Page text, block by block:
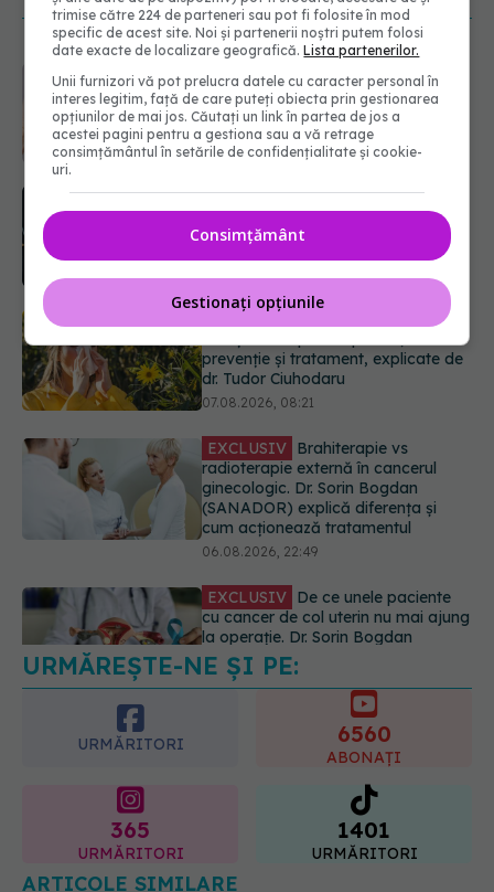
Ce se întâmplă cu colesterolul când
consumăm lactate integrale?
07.08.2026, 09:12
Alergia la ambrozie: 4 lucruri
esențiale despre simptome,
prevenție și tratament, explicate de
07.08.2026, 08:21
EXCLUSIV Brahiterapie vs
radioterapie externă în cancerul
ginecologic. Dr. Sorin Bogdan
(SANADOR) explică diferența și
cum acționează tratamentul
EXCLUSIV De ce unele paciente
cu cancer de col uterin nu mai ajung
la operație. Dr. Sorin Bogdan
(SANADOR): Intervenția
chirurgicală, doar în situații
06.08.2026, 20:45
EXCLUSIV Ce grăbește apariția
ridurilor. Nu este doar vârsta. Ce
spun dermatologii
URMĂREȘTE-NE ȘI PE:
URMĂRITORI 6560
ABONAȚI
365
URMĂRITORI
1401
URMĂRITORI
ARTICOLE SIMILARE
trimise către 224 de parteneri sau pot fi folosite în mod
specific de acest site. Noi și partenerii noștri putem folosi
date exacte de localizare geografică.Lista partenerilor.
Unii furnizori vă pot prelucra datele cu caracter personal în
interes legitim, față de care puteți obiecta prin gestionarea
opțiunilor de mai jos. Căutați un link în partea de jos a
acestei pagini pentru a gestiona sau a vă retrage
consimțământul în setările de confidențialitate și cookie-
uri.
Consimțământ
Gestionați opțiunile